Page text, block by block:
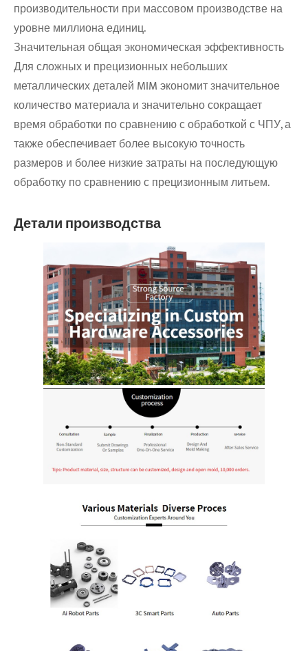
производительности при массовом производстве на
уровне миллиона единиц.
Значительная общая экономическая эффективность
Для сложных и прецизионных небольших
металлических деталей MIM экономит значительное
количество материала и значительно сокращает
время обработки по сравнению с обработкой с ЧПУ, а
также обеспечивает более высокую точность
размеров и более низкие затраты на последующую
обработку по сравнению с прецизионным литьем.
Детали производства